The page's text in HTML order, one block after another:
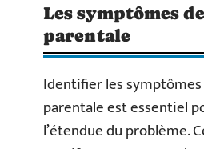
Les symptômes
parentale
Identifier les symptômes
parentale est essentiel
l’étendue du problème.